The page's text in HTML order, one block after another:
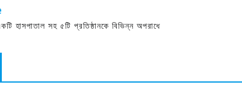
হাসপাতাল সহ ৫টি প্রতিষ্ঠানকে বিভিন্ন অপরাধে